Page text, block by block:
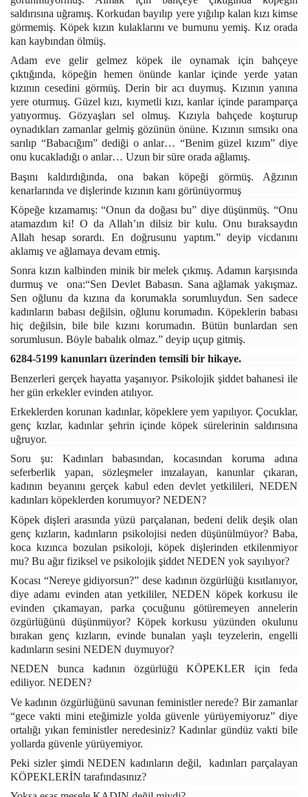
saldırısına uğramış. Korkudan bayılıp yere yığılıp kalan kızı kimse
görmemiş. Köpek kızın kulaklarını ve burnunu yemiş. Kız orada
kan kaybından ölmüş.
Adam eve gelir gelmez köpek ile oynamak için bahçeye
çıktığında, köpeğin hemen önünde kanlar içinde yerde yatan
kızının cesedini görmüş. Derin bir acı duymuş. Kızının yanına
yere oturmuş. Güzel kızı, kıymetli kızı, kanlar içinde paramparça
yatıyormuş. Gözyaşları sel olmuş. Kızıyla bahçede koşturup
oynadıkları zamanlar gelmiş gözünün önüne. Kızının sımsıkı ona
sarılıp “Babacığım” dediği o anlar… “Benim güzel kızım” diye
onu kucakladığı o anlar… Uzun bir süre orada ağlamış.
Başını kaldırdığında, ona bakan köpeği görmüş. Ağzının
kenarlarında ve dişlerinde kızının kanı görünüyormuş
Köpeğe kızamamış: “Onun da doğası bu” diye düşünmüş. “Onu
atamazdım ki! O da Allah’ın dilsiz bir kulu. Onu bıraksaydın
Allah hesap sorardı. En doğrusunu yaptım.” deyip vicdanını
aklamış ve ağlamaya devam etmiş.
Sonra kızın kalbinden minik bir melek çıkmış. Adamın karşısında
durmuş ve ona:“Sen Devlet Babasın. Sana ağlamak yakışmaz.
Sen oğlunu da kızına da korumakla sorumluydun. Sen sadece
kadınların babası değilsin, oğlunu korumadın. Köpeklerin babası
hiç değilsin, bile bile kızını korumadın. Bütün bunlardan sen
sorumlusun. Böyle babalık olmaz.” deyip uçup gitmiş.
6284-5199 kanunları üzerinden temsili bir hikaye.
Benzerleri gerçek hayatta yaşanıyor. Psikolojik şiddet bahanesi ile
her gün erkekler evinden atılıyor.
Erkeklerden korunan kadınlar, köpeklere yem yapılıyor. Çocuklar,
genç kızlar, kadınlar şehrin içinde köpek sürelerinin saldırısına
uğruyor.
Soru şu: Kadınları babasından, kocasından koruma adına
seferberlik yapan, sözleşmeler imzalayan, kanunlar çıkaran,
kadının beyanını gerçek kabul eden devlet yetkilileri, NEDEN
kadınları köpeklerden korumuyor? NEDEN?
Köpek dişleri arasında yüzü parçalanan, bedeni delik deşik olan
genç kızların, kadınların psikolojisi neden düşünülmüyor? Baba,
koca kızınca bozulan psikoloji, köpek dişlerinden etkilenmiyor
mu? Bu ağır fiziksel ve psikolojik şiddet NEDEN yok sayılıyor?
Kocası “Nereye gidiyorsun?” dese kadının özgürlüğü kısıtlanıyor,
diye adamı evinden atan yetkililer, NEDEN köpek korkusu ile
evinden çıkamayan, parka çocuğunu götüremeyen annelerin
özgürlüğünü düşünmüyor? Köpek korkusu yüzünden okulunu
bırakan genç kızların, evinde bunalan yaşlı teyzelerin, engelli
kadınların sesini NEDEN duymuyor?
NEDEN bunca kadının özgürlüğü KÖPEKLER için feda
ediliyor. NEDEN?
Ve kadının özgürlüğünü savunan feministler nerede? Bir zamanlar
“gece vakti mini eteğimizle yolda güvenle yürüyemiyoruz” diye
ortalığı yıkan feministler neredesiniz? Kadınlar gündüz vakti bile
yollarda güvenle yürüyemiyor.
Peki sizler şimdi NEDEN kadınların değil, kadınları parçalayan
KÖPEKLERİN tarafındasınız?